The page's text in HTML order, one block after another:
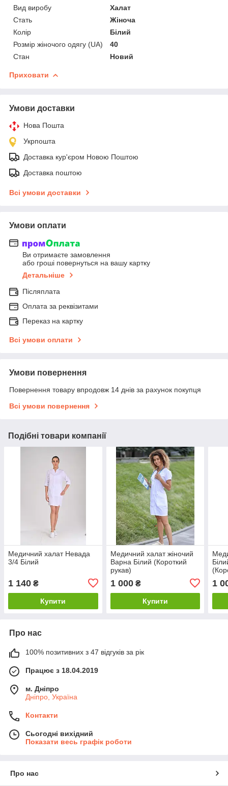
Вид виробу
Халат
Стать
Жіноча
Колір
Білий
Розмір жіночого одягу (UA)
40
Стан
Новий
Приховати
Умови доставки
Нова Пошта
Укрпошта
Доставка кур'єром Новою Поштою
Доставка поштою
Всі умови доставки
Умови оплати
Ви отримаєте замовлення
або гроші повернуться на вашу картку
Детальніше
Післяплата
Оплата за реквізитами
Переказ на картку
Всі умови оплати
Умови повернення
Повернення товару впродовж 14 днів за рахунок покупця
Всі умови повернення
Подібні товари компанії
Медичний халат Невада
3/4 Білий
1 140 ₴
Купити
Медичний халат жіночий
Варна Білий (Короткий
рукав)
1 000₴
Купити
1
Про нас
100% позитивних з 47 відгуків за рік
Працює з 18.04.2019
м. Дніпро
Дніпро, Україна
Контакти
Сьогодні вихідний
Показати весь графік роботи
Про нас